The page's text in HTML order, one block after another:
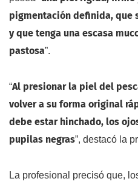
pigmentación definida, que
y que tenga una escasa
pastosa”.
“Al presionar la piel del
volver a su forma original
debe estar hinchado, los
pupilas negras”, destacó la
La profesional precisó que,